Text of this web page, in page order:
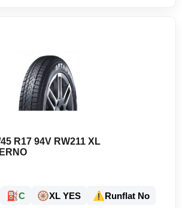
R17 94V RW211 XL
⛽C 🛞XL YES ⚠️Runflat No